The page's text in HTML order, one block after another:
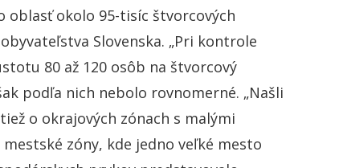
oblasť okolo 95-tisíc štvorcových
Slovenska. „Pri kontrole
80 až 120 osôb na štvorcový
podľa nich nebolo rovnomerné. „Našli
o okrajových zónach s malými
zóny, kde jedno veľké mesto